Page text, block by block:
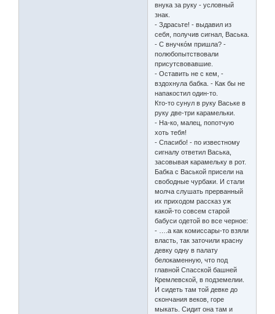
внука за руку - условный
знак.
- Здрасьте! - выдавил из
себя, получив сигнал, Васька.
- С внучкóм пришла? -
полюбопытствовали
присутсвовавшие.
- Оставить не с кем, -
вздохнула бабка. - Как бы не
напакостил один-то.
Кто-то сунул в руку Ваське в
руку две-три карамельки.
- На-ко, малец, попотчую
хоть тебя!
- Спасибо! - по известному
сигналу ответил Васька,
засовывая карамельку в рот.
Бабка с Васькой присели на
свободные чурбаки. И стали
молча слушать прерванный
их приходом рассказ уж
какой-то совсем старой
бабуси одетой во все черное:
- ….а как комиссары-то взяли
власть, так заточили красну
девку одну в палату
белокаменную, что под
главной Спасской башней
Кремлевской, в подземелии.
И сидеть там той девке до
скончания веков, горе
мыкать. Сидит она там и